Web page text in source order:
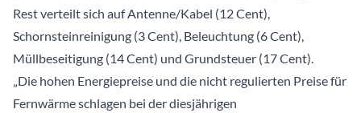
Rest verteilt sich auf Antenne/Kabel (12 Cent),
Schornsteinreinigung (3 Cent), Beleuchtung (6 Cent),
Müllbeseitigung (14 Cent) und Grundsteuer (17 Cent).
„Die hohen Energiepreise und die nicht regulierten Preise für
Fernwärme schlagen bei der diesjährigen